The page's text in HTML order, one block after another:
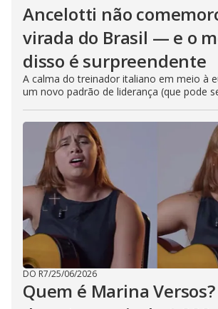
Ancelotti não
virada do Brasil — e o
disso é surpreendente
A calma do treinador italiano em meio à
um novo padrão de liderança (que pode
DO R7/25/06/2026
Quem é Marina